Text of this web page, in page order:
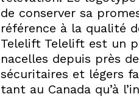
de conserver sa
référence à la qualité
Telelift Telelift est un
nacelles depuis près
sécuritaires et légers
tant au Canada qu’à